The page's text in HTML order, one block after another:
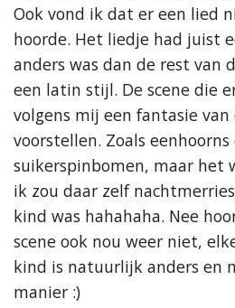
Ook vond ik dat er een lied
hoorde. Het liedje had juist
anders was dan de rest van
een latin stijl. De scene die
volgens mij een fantasie van
voorstellen. Zoals eenhoorns
suikerspinbomen, maar het
ik zou daar zelf
kind was hahahaha. Nee
scene ook nou weer niet,
kind is natuurlijk anders en
manier :)